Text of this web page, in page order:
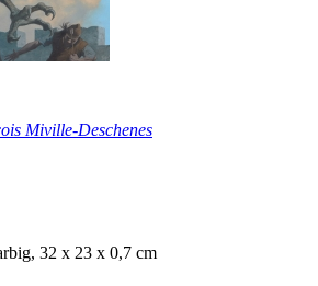
Miville-Deschenes
32 x 23 x 0,7 cm